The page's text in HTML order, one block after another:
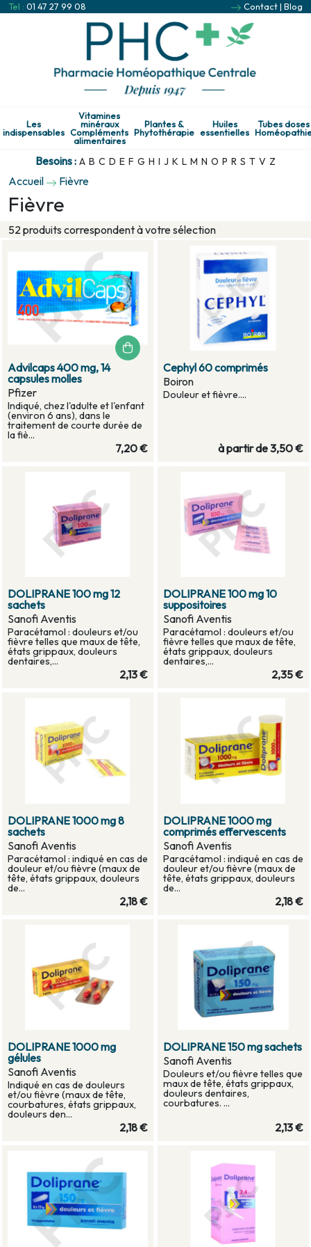
Tel : 01 47 27 99 08 Contact| Blog
Les
indispensables
Vitamines
minéraux
Compléments
alimentaires
Plantes &
Phytothérapie
Huiles
essentielles
Tubes doses
Besoins : A B C D E F G H I J K L M N O P R S T V Z
Accueil Fièvre
Fièvre
52 produits correspondent à votre sélection
Advilcaps 400 mg, 14
capsules molles
Pfizer
Indiqué, chez l'adulte et l'enfant
(environ 6 ans), dans le
traitement de courte durée de
la fiè...
7,20 €
Cephyl 60 comprimés
Boiron
Douleur et fièvre....
à partir de3,50 €
DOLIPRANE 100 mg 12
sachets
Sanofi Aventis
Paracétamol : douleurs et/ou
fièvre telles que maux de tête,
états grippaux, douleurs
dentaires,...
2,13 €
DOLIPRANE 100 mg 10
suppositoires
Sanofi Aventis
Paracétamol : douleurs et/ou
fièvre telles que maux de tête,
états grippaux, douleurs
dentaires,...
2,35 €
DOLIPRANE 1000 mg 8
sachets
Sanofi Aventis
Paracétamol : indiqué en cas de
douleur et/ou fièvre (maux de
tête, états grippaux, douleurs
de...
2,18 €
DOLIPRANE 1000 mg
comprimés effervescents
Sanofi Aventis
Paracétamol : indiqué en cas de
douleur et/ou fièvre (maux de
tête, états grippaux, douleurs
de...
2,18 €
DOLIPRANE 1000 mg
gélules
Sanofi Aventis
Indiqué en cas de douleurs
et/ou fièvre (maux de tête,
courbatures, états grippaux,
douleurs den...
2,18 €
DOLIPRANE 150 mg sachets
Sanofi Aventis
Douleurs et/ou fièvre telles que
maux de tête, états grippaux,
douleurs dentaires,
courbatures. ...
2,13 €